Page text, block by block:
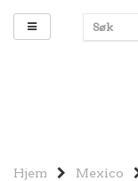
Hjem Mexico